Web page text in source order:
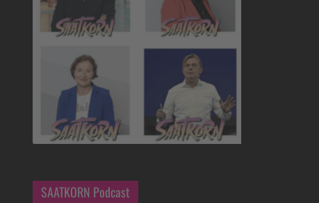
SAATKORN Podcast